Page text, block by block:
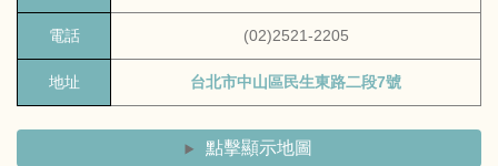
電話 (02)2521-2205
地址 台北市中山區民生東路二段7號
點擊顯示地圖